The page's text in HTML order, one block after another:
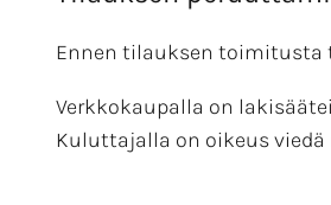
Ennen tilauksen
Verkkokaupalla on
Kuluttajalla on oikeus